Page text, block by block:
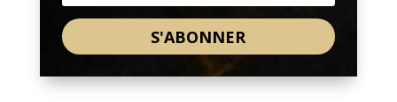
S'ABONNER